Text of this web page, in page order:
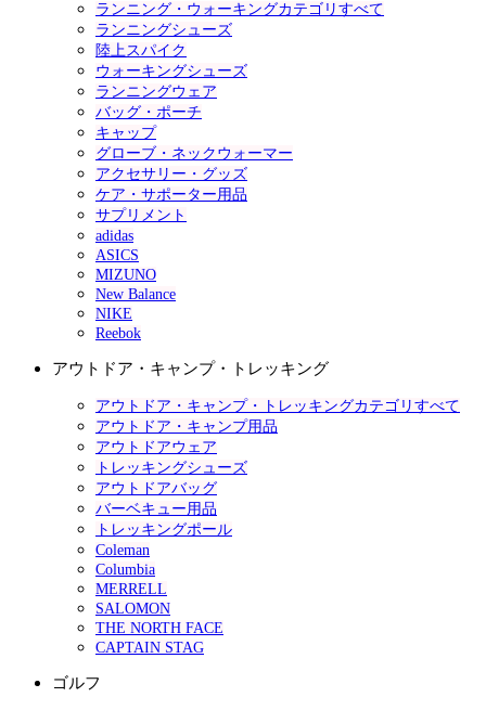
ランニング・ウォーキングカテゴリすべて
ランニングシューズ
陸上スパイク
ウォーキングシューズ
ランニングウェア
バッグ・ポーチ
キャップ
グローブ・ネックウォーマー
アクセサリー・グッズ
ケア・サポーター用品
サプリメント
adidas
ASICS
MIZUNO
New Balance
NIKE
Reebok
アウトドア・キャンプ・トレッキング
アウトドア・キャンプ・トレッキングカテゴリすべて
アウトドア・キャンプ用品
アウトドアウェア
トレッキングシューズ
アウトドアバッグ
バーベキュー用品
トレッキングポール
Coleman
Columbia
MERRELL
SALOMON
THE NORTH FACE
CAPTAIN STAG
ゴルフ